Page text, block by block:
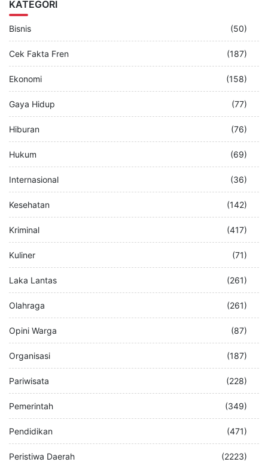
KATEGORI
Bisnis (50)
Cek Fakta Fren (187)
Ekonomi (158)
Gaya Hidup (77)
Hiburan (76)
Hukum (69)
Internasional (36)
Kesehatan (142)
Kriminal (417)
Kuliner (71)
Laka Lantas (261)
Olahraga (261)
Opini Warga (87)
Organisasi (187)
Pariwisata (228)
Pemerintah (349)
Pendidikan (471)
Peristiwa Daerah (2223)